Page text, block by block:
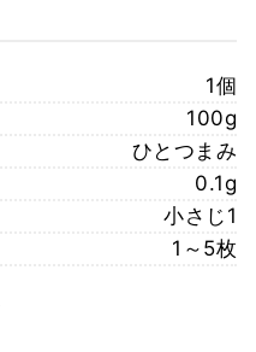
1個
100g
ひとつまみ
0.1g
小さじ1
1～5枚